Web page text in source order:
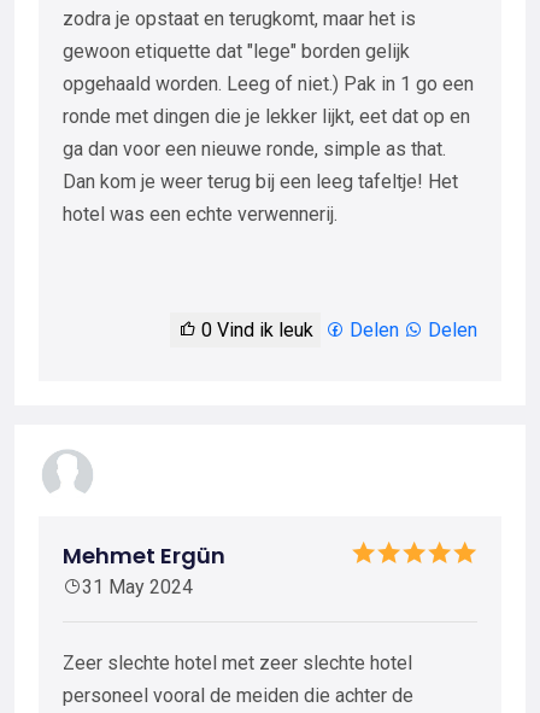
zodra je opstaat en terugkomt, maar het is
gewoon etiquette dat "lege" borden gelijk
opgehaald worden. Leeg of niet.) Pak in 1 go een
ronde met dingen die je lekker lijkt, eet dat op en
ga dan voor een nieuwe ronde, simple as that.
Dan kom je weer terug bij een leeg tafeltje! Het
hotel was een echte verwennerij.
0 Vind ik leuk Delen Delen
Mehmet Ergün
31 May 2024
Zeer slechte hotel met zeer slechte hotel
personeel vooral de meiden die achter de